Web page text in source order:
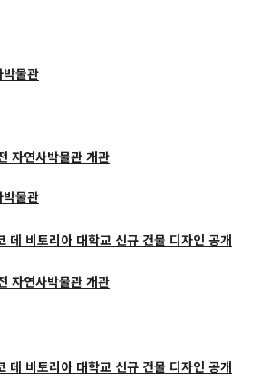
박물관
자연사박물관 개관
데 비토리아 대학교 신규 건물 디자인 공개
박물관
자연사박물관 개관
데 비토리아 대학교 신규 건물 디자인 공개